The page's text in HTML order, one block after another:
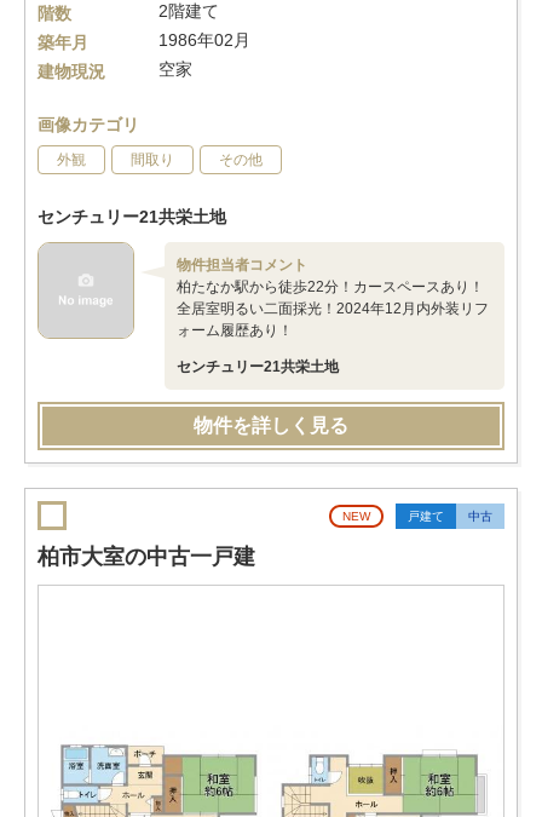
階数
2階建て
築年月
1986年02月
建物現況
空家
画像カテゴリ
外観 間取り その他
センチュリー21共栄土地
物件担当者コメント
柏たなか駅から徒歩22分！カースペースあり！
全居室明るい二面採光！2024年12月内外装リフ
ォーム履歴あり！
センチュリー21共栄土地
物件を詳しく見る
NEW 戸建て 中古
柏市大室の中古一戸建